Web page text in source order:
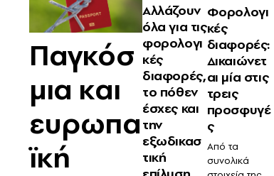
Παγκόσ
μια και
ευρωπα
ϊκή
Αλλάζουν
όλα για τις
φορολογι
κές
διαφορές,
το πόθεν
έσχες και
την
εξωδικασ
τική
Φορολογι
κές
διαφορές:
Δικαιώνετ
αι μία στις
τρεις
προσφυγέ
ς
Από τα
συνολικά